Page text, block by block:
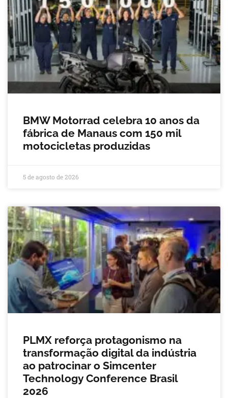
BMW Motorrad celebra 10 anos da
fábrica de Manaus com 150 mil
motocicletas produzidas
5 de agosto de 2026
PLMX reforça protagonismo na
transformação digital da indústria
ao patrocinar o Simcenter
Technology Conference Brasil
2026